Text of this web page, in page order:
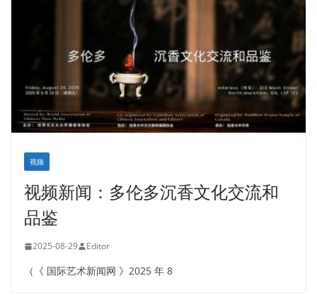
视频
视频新闻：多伦多沉香文化交流和
品鉴
2025-08-29 Editor
（《 国际艺术新闻网 》2025 年 8